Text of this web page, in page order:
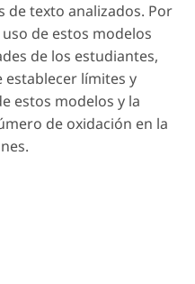
de texto analizados. Por
de estos modelos
de los estudiantes,
establecer límites y
estos modelos y la
de oxidación en la